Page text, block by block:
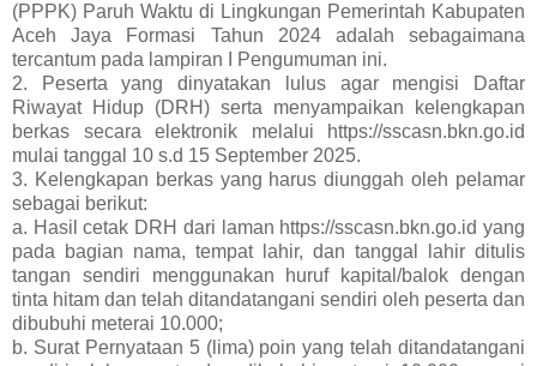
(PPPK) Paruh Waktu di Lingkungan Pemerintah Kabupaten
Aceh Jaya Formasi Tahun 2024 adalah sebagaimana
tercantum pada lampiran I Pengumuman ini.
2. Peserta yang dinyatakan lulus agar mengisi Daftar
Riwayat Hidup (DRH) serta menyampaikan kelengkapan
berkas secara elektronik melalui https://sscasn.bkn.go.id
mulai tanggal 10 s.d 15 September 2025.
3. Kelengkapan berkas yang harus diunggah oleh pelamar
sebagai berikut:
a. Hasil cetak DRH dari laman https://sscasn.bkn.go.id yang
pada bagian nama, tempat lahir, dan tanggal lahir ditulis
tangan sendiri menggunakan huruf kapital/balok dengan
tinta hitam dan telah ditandatangani sendiri oleh peserta dan
dibubuhi meterai 10.000;
b. Surat Pernyataan 5 (lima) poin yang telah ditandatangani